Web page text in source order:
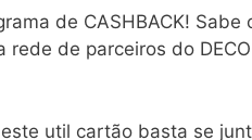
de CASHBACK!
rede de parceiros do
util cartão basta se